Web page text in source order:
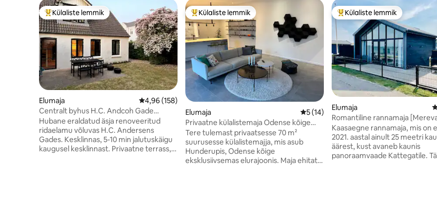
Külaliste suur lemmik
Külaliste lemmik
Elumaja Keskmine hinnang 4,96/5, 158 hinnangut
4,96 (158)
Centralt byhus H.C. Andcoh Gade
Odense C.
Hubane eraldatud äsja renoveeritud
ridaelamu võluvas H.C. Andersens
Gades. Kesklinnas, 5-10 min jalutuskäigu
kaugusel kesklinnast. Privaatne terrass,
Külaliste suur lemmik
Külaliste lemmik
Elumaja Keskmine hinnang 5/5, 14 hinnangut
5 (14)
Privaatne külalistemaja Odense kõige
eksklusiivsemas piirkonnas
Tere tulemast privaatsesse 70 m²
suurusesse külalistemajja, mis asub
Hunderupis, Odense kõige
eksklusiivsemas elurajoonis. Maja ehitati
Külaliste suur lemmik
Külaliste lemmik
Elumaja
Romantiline rannamaja
esimeses reas]
Kaasaegne rannamaja, mis on
2021. aastal ainult 25 meetri
äärest, kust avaneb kaunis
panoraamvaade Kattegatile. Täielik köök